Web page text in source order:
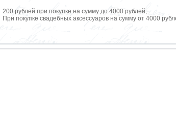
200 рублей при покупке на сумму до 4000 рублей;
При покупке свадебных аксессуаров на сумму от 4000